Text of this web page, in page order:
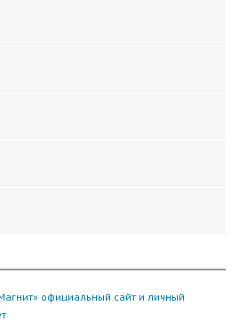
официальный сайт и личный